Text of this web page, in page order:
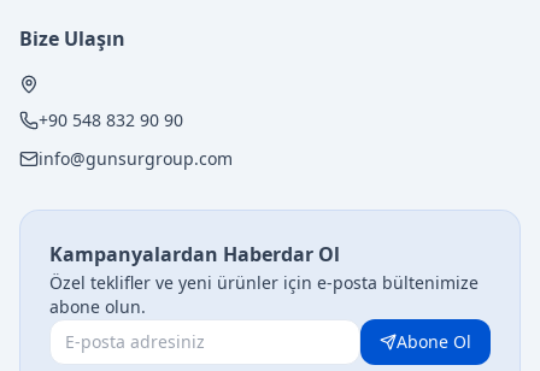
Bize Ulaşın
+90 548 832 90 90
info@gunsurgroup.com
Kampanyalardan Haberdar Ol
Özel teklifler ve yeni ürünler için e-posta bültenimize
abone olun.
Abone Ol